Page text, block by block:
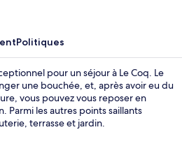
Politiques
pour un séjour à Le Coq. Le
une bouchée, et, après avoir eu du
vous pouvez vous reposer en
Parmi les autres points saillants
terrasse et jardin.